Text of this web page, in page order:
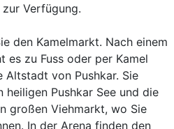
Verfügung.
den Kamelmarkt. Nach einem
es zu Fuss oder per Kamel
Altstadt von Pushkar. Sie
heiligen Pushkar See und die
großen Viehmarkt, wo Sie
In der Arena finden den